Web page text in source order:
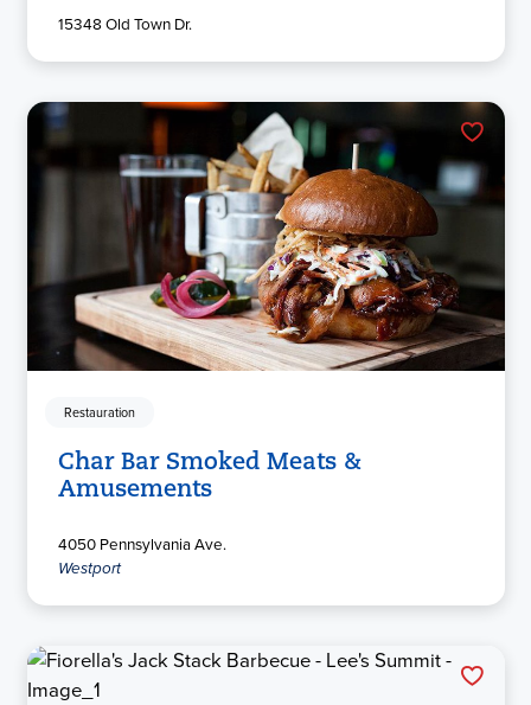
15348 Old Town Dr.
Restauration
Char Bar Smoked Meats &
Amusements
4050 Pennsylvania Ave.
Westport